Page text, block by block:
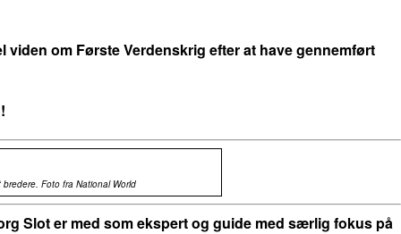
om Første Verdenskrig efter at have gennemført
Foto fra National World
Slot er med som ekspert og guide med særlig fokus på